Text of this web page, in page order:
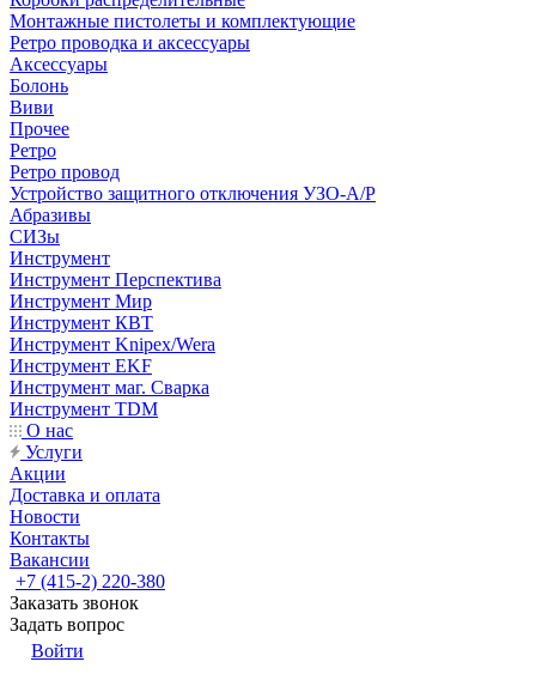
Монтажные пистолеты и комплектующие
Ретро проводка и аксессуары
Аксессуары
Болонь
Виви
Прочее
Ретро
Ретро провод
Устройство защитного отключения УЗО-А/Р
Абразивы
СИЗы
Инструмент
Инструмент Перспектива
Инструмент Мир
Инструмент КВТ
Инструмент Knipex/Wera
Инструмент EKF
Инструмент маг. Сварка
Инструмент TDM
О нас
Услуги
Акции
Доставка и оплата
Новости
Контакты
Вакансии
+7 (415-2) 220-380
Заказать звонок
Задать вопрос
Войти